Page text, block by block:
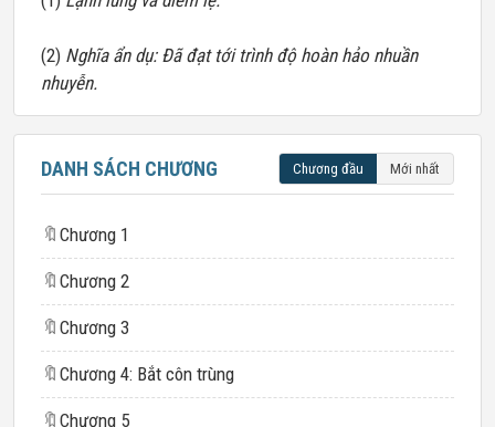
(2) Nghĩa ẩn dụ: Đã đạt tới trình độ hoàn hảo nhuần
nhuyễn.
DANH SÁCH CHƯƠNG Chương đầu Mới nhất
🔖 Chương 1
🔖 Chương 2
🔖 Chương 3
🔖 Chương 4: Bắt côn trùng
🔖 Chương 5